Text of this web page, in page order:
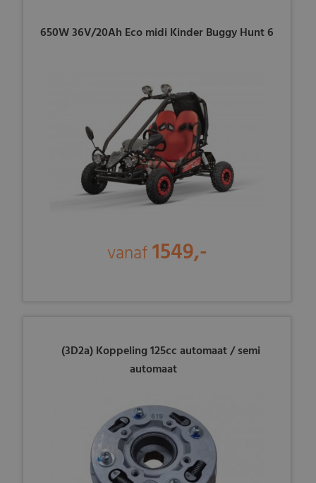
650W 36V/20Ah Eco midi Kinder Buggy Hunt 6
vanaf1549,-
(3D2a) Koppeling 125cc automaat / semi
automaat